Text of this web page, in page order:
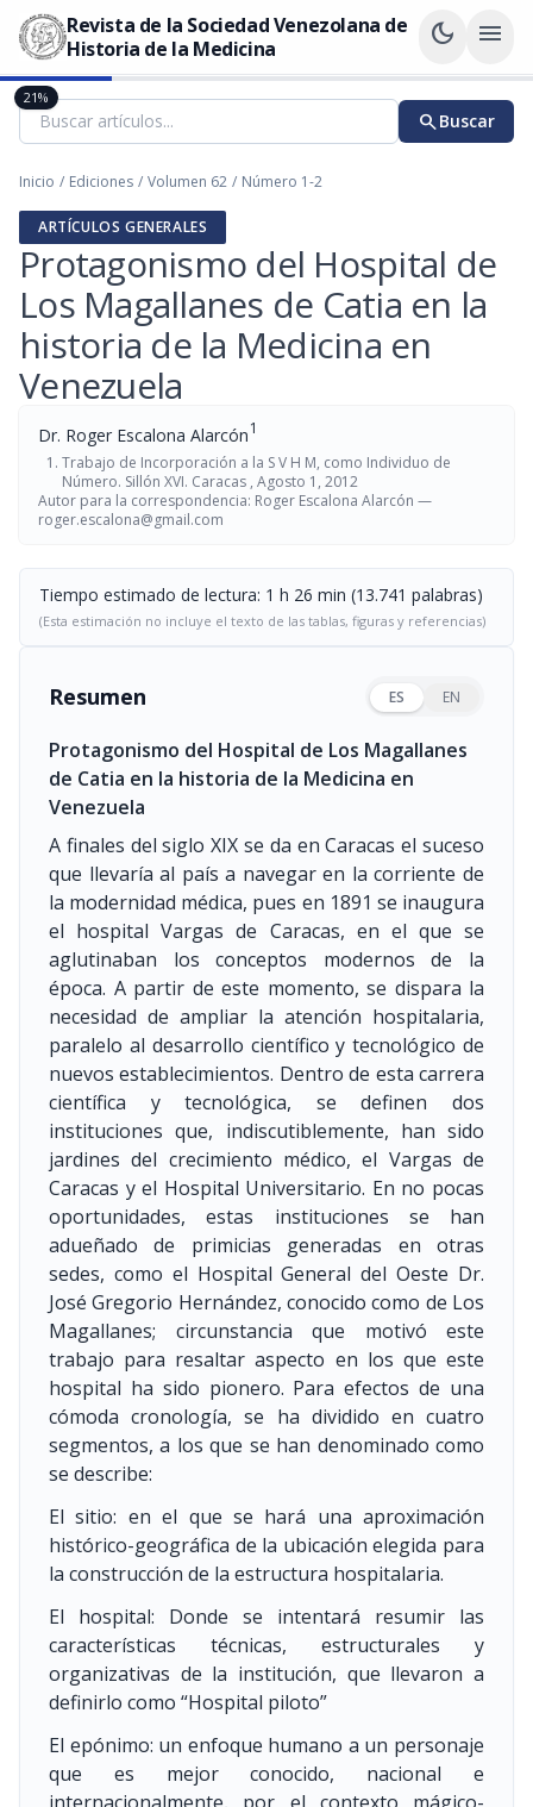
Revista de la Sociedad Venezolana de
Historia de la Medicina
dark_mode menu
searchBuscar
Inicio / Ediciones / Volumen 62 / Número 1-2
ARTÍCULOS GENERALES
Protagonismo del Hospital de
Los Magallanes de Catia en la
historia de la Medicina en
Venezuela
Dr. Roger Escalona Alarcón1
Trabajo de Incorporación a la S V H M, como Individuo de
Número. Sillón XVI. Caracas , Agosto 1, 2012
Autor para la correspondencia: Roger Escalona Alarcón —
roger.escalona@gmail.com
Tiempo estimado de lectura: 1 h 26 min (13.741 palabras)
(Esta estimación no incluye el texto de las tablas, figuras y referencias)
Resumen ES EN
Protagonismo del Hospital de Los Magallanes
de Catia en la historia de la Medicina en
Venezuela
A finales del siglo XIX se da en Caracas el suceso
que llevaría al país a navegar en la corriente de
la modernidad médica, pues en 1891 se inaugura
el hospital Vargas de Caracas, en el que se
aglutinaban los conceptos modernos de la
época. A partir de este momento, se dispara la
necesidad de ampliar la atención hospitalaria,
paralelo al desarrollo científico y tecnológico de
nuevos establecimientos. Dentro de esta carrera
científica y tecnológica, se definen dos
instituciones que, indiscutiblemente, han sido
jardines del crecimiento médico, el Vargas de
Caracas y el Hospital Universitario. En no pocas
oportunidades, estas instituciones se han
adueñado de primicias generadas en otras
sedes, como el Hospital General del Oeste Dr.
José Gregorio Hernández, conocido como de Los
Magallanes; circunstancia que motivó este
trabajo para resaltar aspecto en los que este
hospital ha sido pionero. Para efectos de una
cómoda cronología, se ha dividido en cuatro
segmentos, a los que se han denominado como
se describe:
El sitio: en el que se hará una aproximación
histórico-geográfica de la ubicación elegida para
la construcción de la estructura hospitalaria.
El hospital: Donde se intentará resumir las
características técnicas, estructurales y
organizativas de la institución, que llevaron a
definirlo como “Hospital piloto”
El epónimo: un enfoque humano a un personaje
que es mejor conocido, nacional e
21%